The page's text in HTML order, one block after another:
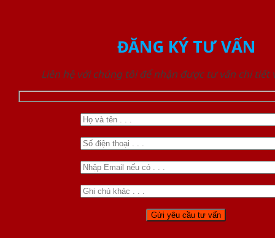
ĐĂNG KÝ TƯ VẤN
Liên hệ với chúng tôi để nhận được tư vấn chi tiết